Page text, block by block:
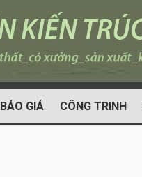
BÁO GIÁ CÔNG TRINH